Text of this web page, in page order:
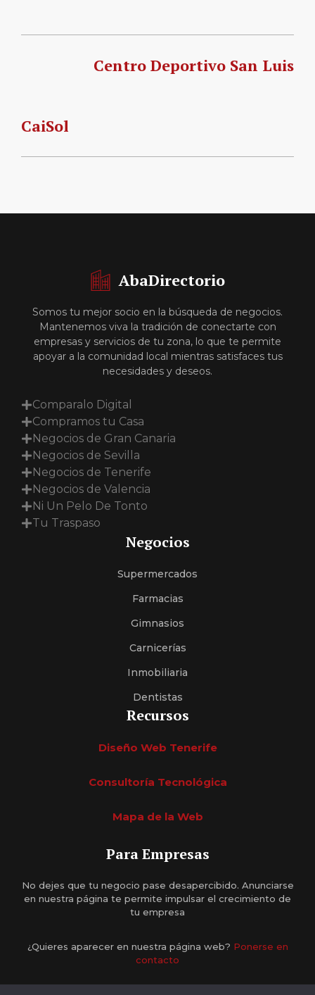
Centro Deportivo San Luis
CaiSol
AbaDirectorio
Somos tu mejor socio en la búsqueda de negocios.
Mantenemos viva la tradición de conectarte con
empresas y servicios de tu zona, lo que te permite
apoyar a la comunidad local mientras satisfaces tus
necesidades y deseos.
Comparalo Digital
Compramos tu Casa
Negocios de Gran Canaria
Negocios de Sevilla
Negocios de Tenerife
Negocios de Valencia
Ni Un Pelo De Tonto
Tu Traspaso
Negocios
Supermercados
Farmacias
Gimnasios
Carnicerías
Inmobiliaria
Dentistas
Recursos
Diseño Web Tenerife
Consultoría Tecnológica
Mapa de la Web
Para Empresas
No dejes que tu negocio pase desapercibido. Anunciarse
en nuestra página te permite impulsar el crecimiento de
tu empresa
¿Quieres aparecer en nuestra página web? Ponerse en
contacto